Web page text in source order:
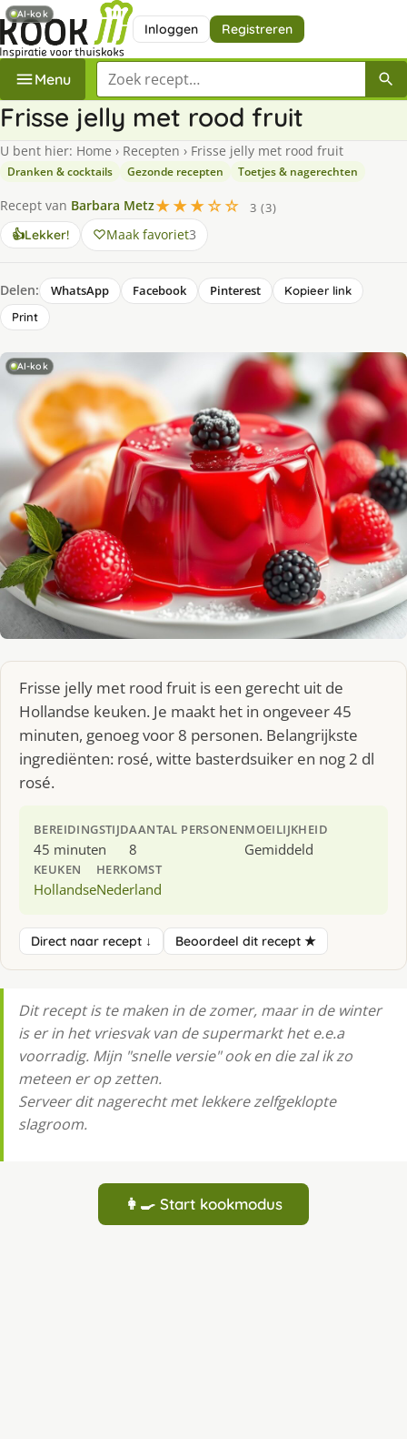
Inloggen Registreren
Menu Zoek een recept
Frisse jelly met rood fruit
U bent hier: Home › Recepten › Frisse jelly met rood fruit
Dranken & cocktails Gezonde recepten Toetjes & nagerechten
Recept van Barbara Metz★★★☆☆
3 (3)
👍Lekker! Maak favoriet3
Delen: WhatsApp Facebook Pinterest
Kopieer link
Print
AI-kok
Frisse jelly met rood fruit is een gerecht uit de
Hollandse keuken. Je maakt het in ongeveer 45
minuten, genoeg voor 8 personen. Belangrijkste
ingrediënten: rosé, witte basterdsuiker en nog 2 dl
rosé.
BEREIDINGSTIJD
45 minuten
AANTAL PERSONEN
8
MOEILIJKHEID
Gemiddeld
KEUKEN
Hollandse
HERKOMST
Nederland
Direct naar recept ↓ Beoordeel dit recept ★
Dit recept is te maken in de zomer, maar in de winter
is er in het vriesvak van de supermarkt het e.e.a
voorradig. Mijn "snelle versie" ook en die zal ik zo
meteen er op zetten.
Serveer dit nagerecht met lekkere zelfgeklopte
slagroom.
👩‍🍳 Start kookmodus
AI-kok